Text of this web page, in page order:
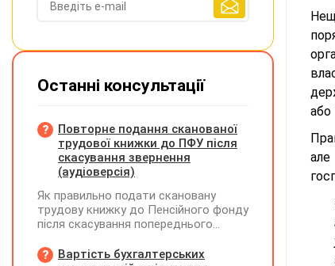
або
але
Останні консультації
Повторне подання сканованої
трудової книжки до ПФУ після
скасування звернення
(аудіоверсія)
Як правильно подати скановану
трудову книжку до Пенсійного фонду
після скасування попереднього
на титульній сторінці — надсилати
Вартість бухгалтерських